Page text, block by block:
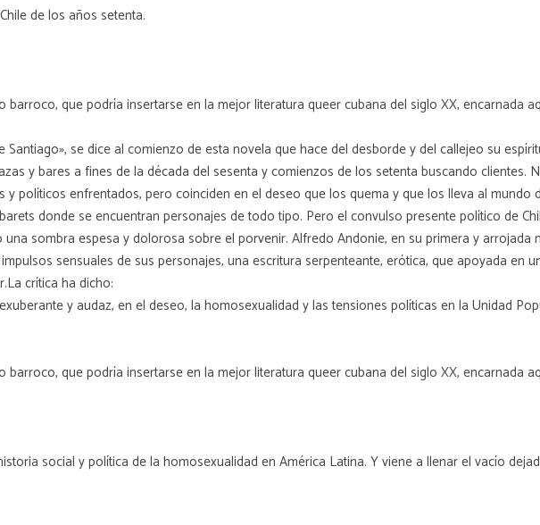
de los años setenta.
que podría insertarse en la mejor literatura queer cubana del siglo XX, encarnada
se dice al comienzo de esta novela que hace del desborde y del callejeo su
y bares a fines de la década del sesenta y comienzos de los setenta buscando clientes.
políticos enfrentados, pero coinciden en el deseo que los quema y que los lleva al mundo
donde se encuentran personajes de todo tipo. Pero el convulso presente político de
sombra espesa y dolorosa sobre el porvenir. Alfredo Andonie, en su primera y arrojada
sensuales de sus personajes, una escritura serpenteante, erótica, que apoyada en
crítica ha dicho:
y audaz, en el deseo, la homosexualidad y las tensiones políticas en la Unidad
que podría insertarse en la mejor literatura queer cubana del siglo XX, encarnada
social y política de la homosexualidad en América Latina. Y viene a llenar el vacío